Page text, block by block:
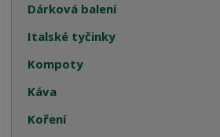
Dárková balení
Italské tyčinky
Kompoty
Káva
Koření